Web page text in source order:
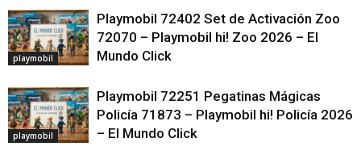
playmobil
Playmobil 72402 Set de Activación Zoo
72070 – Playmobil hi! Zoo 2026 – El
Mundo Click
playmobil
Playmobil 72251 Pegatinas Mágicas
Policía 71873 – Playmobil hi! Policía 2026
– El Mundo Click